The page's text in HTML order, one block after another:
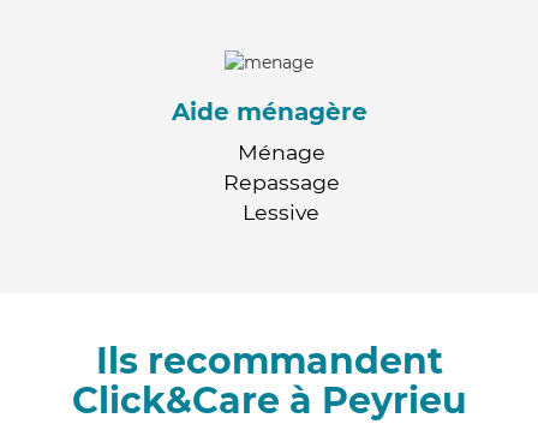
Aide ménagère
Ménage
Repassage
Lessive
Ils recommandent
Click&Care à Peyrieu